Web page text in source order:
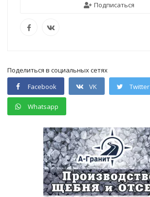
Подписаться
Поделиться в социальных сетях
Facebook
VK Twitter
Whatsapp